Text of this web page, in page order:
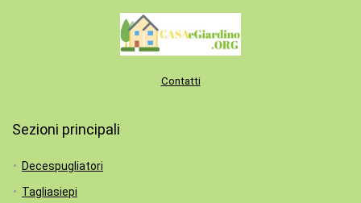
Contatti
Sezioni principali
Decespugliatori
Tagliasiepi